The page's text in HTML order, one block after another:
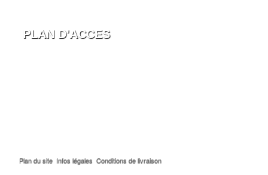
PLAN D'ACCES
Plan du site Infos légales Conditions de livraison